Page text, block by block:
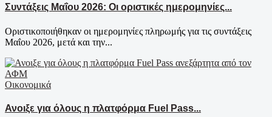
Συντάξεις Μαΐου 2026: Οι οριστικές ημερομηνίες...
Οριστικοποιήθηκαν οι ημερομηνίες πληρωμής για τις συντάξεις
Μαΐου 2026, μετά και την...
Οικονομικά
Ανοιξε για όλους η πλατφόρμα Fuel Pass...